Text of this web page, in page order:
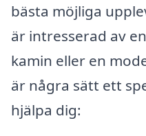
bästa möjliga
är intresserad av
kamin eller en
är några sätt ett
hjälpa dig: